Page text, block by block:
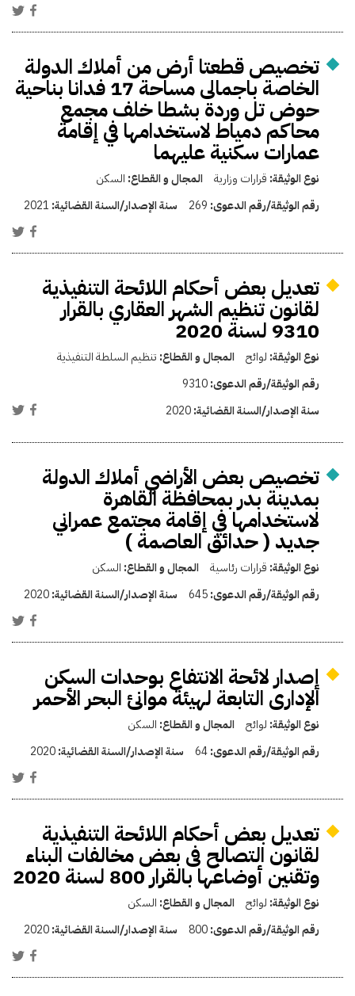
تخصيص قطعتا أرض من أملاك الدولة
الخاصة باجمالى مساحة 17 فدانا بناحية
حوض تل وردة بشطا خلف مجمع
محاكم دمياط لاستخدامها في إقامة
عمارات سكنية عليهما
نوع الوثيقة: قرارات وزارية المجال و القطاع: السكن
رقم الوثيقة/رقم الدعوى: 269 سنة الإصدار/السنة القضائية: 2021
تعديل بعض أحكام اللائحة التنفيذية
لقانون تنظيم الشهر العقاري بالقرار
9310 لسنة 2020
نوع الوثيقة: لوائح المجال و القطاع: تنظيم السلطة التنفيذية
رقم الوثيقة/رقم الدعوى:9310
سنة الإصدار/السنة القضائية:2020
تخصيص بعض الأراضي أملاك الدولة
بمدينة بدر بمحافظة القاهرة
لاستخدامها في إقامة مجتمع عمراني
جديد ( حدائق العاصمة )
نوع الوثيقة: قرارات رئاسية المجال و القطاع: السكن
رقم الوثيقة/رقم الدعوى:645 سنة الإصدار/السنة القضائية:2020
إصدار لائحة الانتفاع بوحدات السكن
الإدارى التابعة لهيئة موانئ البحر الأحمر
نوع الوثيقة: لوائح المجال و القطاع: السكن
رقم الوثيقة/رقم الدعوى:64 سنة الإصدار/السنة القضائية:2020
تعديل بعض أحكام اللائحة التنفيذية
لقانون التصالح فى بعض مخالفات البناء
وتقنين أوضاعها بالقرار 800 لسنة 2020
نوع الوثيقة: لوائح المجال و القطاع: السكن
رقم الوثيقة/رقم الدعوى:800 سنة الإصدار/السنة القضائية:2020